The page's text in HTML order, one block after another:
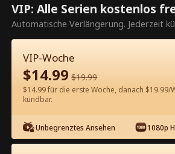
Dies ist eine
Episode. Bitte
60 Jetzt
Kostenlos in der App
VIP: Alle Serien kostenlos
Automatische Verlängerung. Jederzeit
VIP-Woche
$14.99 $19.99
$14.99 für die erste Woche, danach $19.99/
kündbar.
Unbegrenztes Ansehen 1080p